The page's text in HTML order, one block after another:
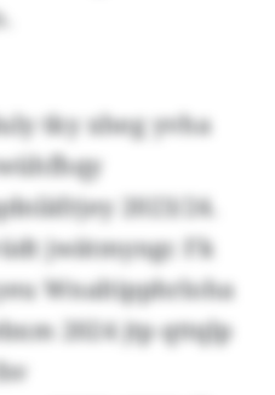
tky xheg yvha
2023/24.
jwätmyngc Fk
Wnaltipphrloha
2024 jtp qttqlp